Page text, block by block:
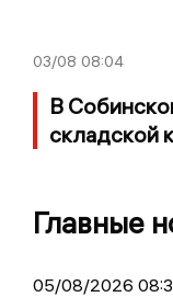
03/08 08:04
В
складской
Главные
05/08/2026